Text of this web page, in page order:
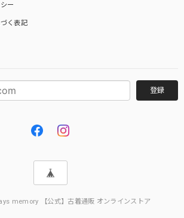
ー
く表記
登録
memory 【公式】古着通販 オンラインストア